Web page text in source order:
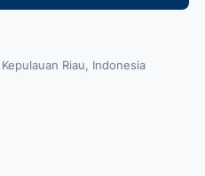
Riau, Indonesia